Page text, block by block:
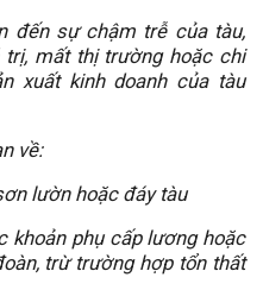
đến sự chậm trễ của tàu,
trị, mất thị trường hoặc chi
xuất kinh doanh của tàu
về:
lườn hoặc đáy tàu
khoản phụ cấp lương hoặc
trừ trường hợp tổn thất